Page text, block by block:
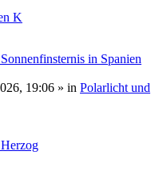
K
in Spanien
19:06 » in Polarlicht und